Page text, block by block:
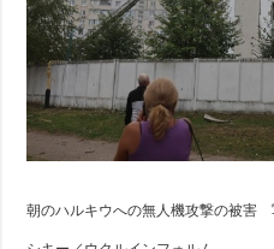
朝のハルキウへの無人機攻撃の被害